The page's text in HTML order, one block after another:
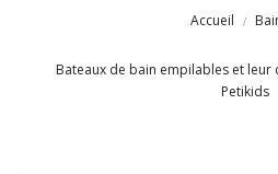
Accueil
Bateaux de bain empilables et leur
Petikids